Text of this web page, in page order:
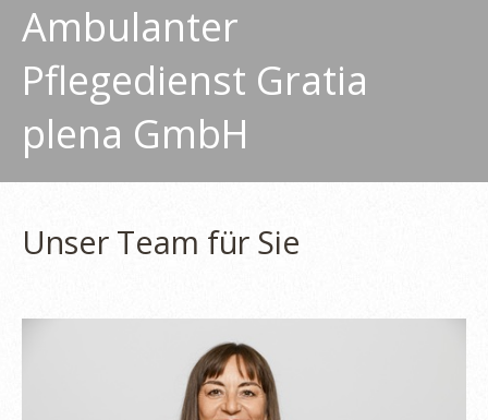
Ambulanter
Pflegedienst Gratia
plena GmbH
Unser Team für Sie